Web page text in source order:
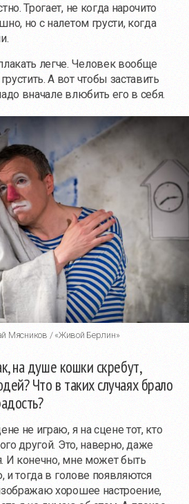
Трогает, не когда нарочито
но с налетом грусти, когда
легче. Человек вообще
А вот чтобы заставить
вначале влюбить его в себя.
Мясников / «Живой Берлин»
на душе кошки скребут,
Что в таких случаях брало
не играю, я на сцене тот, кто
другой. Это, наверно, даже
И конечно, мне может быть
и тогда в голове появляются
хорошее настроение,